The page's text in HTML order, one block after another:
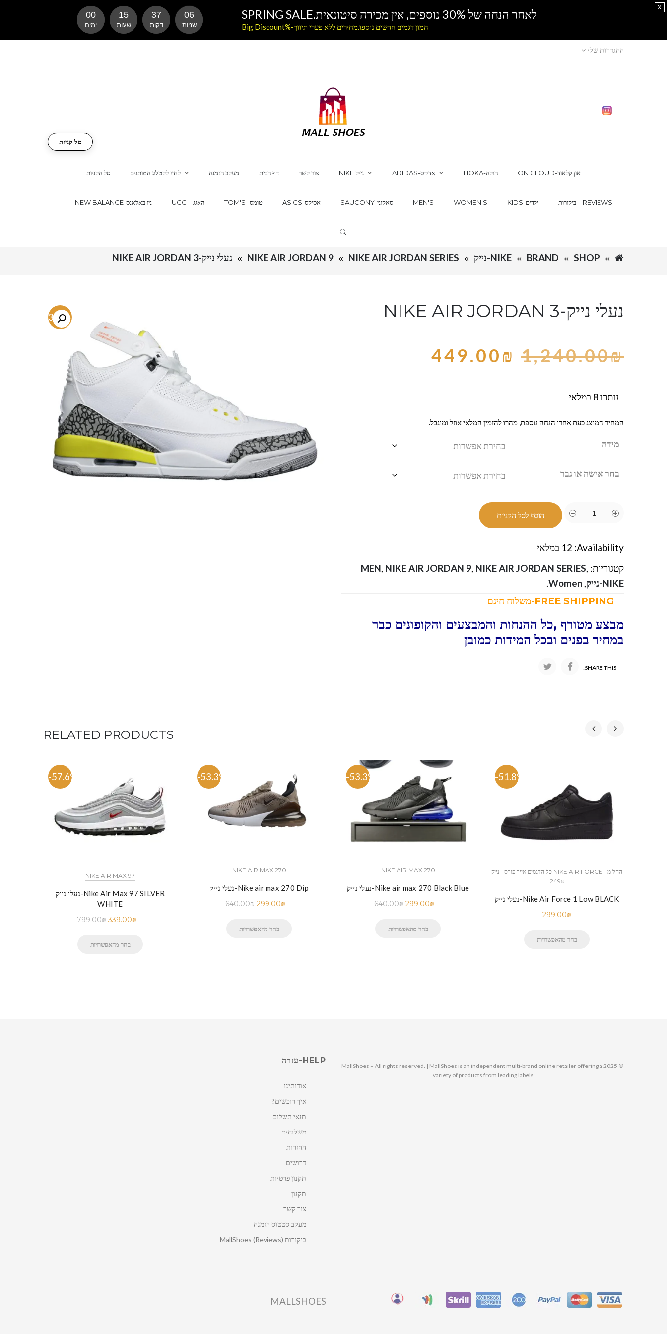
ההגדרות שלי
סל הקניות לחץ לקטלוג המותגים מעקב הזמנה דף הבית צור קשר NIKE נייק ADIDAS-אדידס HOKA-הוקה ON CLOUD-און קלאוד
NEW BALANCE-ניו באלאנס UGG – האגג TOM'S- טומס ASICS-אסיקס SAUCONY-סאקוני MEN'S WOMEN'S KIDS-ילדים ביקורות – REVIEWS
סל קניות
SHOP
BRAND NIKE-נייק NIKE AIR JORDAN SERIES
NIKE AIR JORDAN 9 נעלי נייק-NIKE AIR JORDAN 3
-63.8% נעלי נייק-NIKE AIR JORDAN 3
1,240.00₪
449.00₪
נותרו 8 במלאי
המחיר המוצג כעת אחרי הנחה נוספת, מהרו להזמין המלאי אוזל ומוגבל.
מידה
בחר אישה או גבר
הוסף לסל הקניות
Availability: 12 במלאי
קטגוריות:
MEN, NIKE AIR JORDAN 9, NIKE AIR JORDAN SERIES,
NIKE-נייק
,
Women
.
מבצע מטורף ,כל ההנחות והמבצעים והקופונים כבר
במחיר בפנים ובכל המידות כמובן
SHARE THIS:
RELATED PRODUCTS
-57.6%
NIKE AIR MAX 97
נעלי נייק-Nike Air Max 97 SILVER
WHITE
799.00₪ 339.00₪
בחר מהאפשרויות
-53.3%
NIKE AIR MAX 270
נעלי נייק-Nike air max 270 Dip
640.00₪ 299.00₪
בחר מהאפשרויות
-53.3%
NIKE AIR MAX 270
נעלי נייק-Nike air max 270 Black Blue
640.00₪ 299.00₪
בחר מהאפשרויות
-51.8%
כל הדגמים אייר פורס 1 נייק NIKE AIR FORCE 1 החל מ
249₪
נעלי נייק-Nike Air Force 1 Low BLACK
299.00₪
בחר מהאפשרויות
HELP-עזרה
אודותינו
איך רוכשים?
תנאי תשלום
משלוחים
החזרות
דרושים
תקנון פרטיות
תקנון
צור קשר
מעקב סטטוס הזמנה
ביקורות MallShoes (Reviews)
© 2025 MallShoes – All rights reserved. | MallShoes is an independent multi-brand online retailer offering a
variety of products from leading labels.
MALLSHOES
לאחר הנחה של 30% נוספים, אין מכירה סיטונאית.SPRING SALE
המון דגמים חדשים נוספו.מחירים ללא פערי תיווך-%Big Discount
00
ימים
15
שעות
37
דקות
05
שניות
x